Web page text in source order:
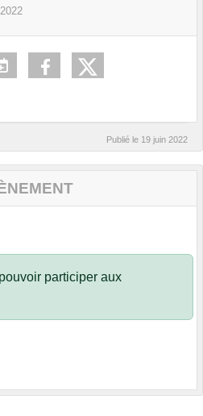
2022
Publié le 19 juin 2022
participer aux